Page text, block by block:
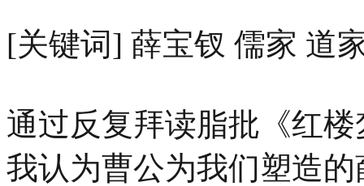
[关键词] 薛宝钗 儒家 道
通过反复拜读脂批《红
我认为曹公为我们塑造